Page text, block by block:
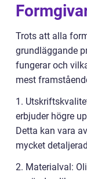
Trots att alla
grundläggande
fungerar och
mest
1.
erbjuder högre
Detta kan vara
mycket
2. Materialval: